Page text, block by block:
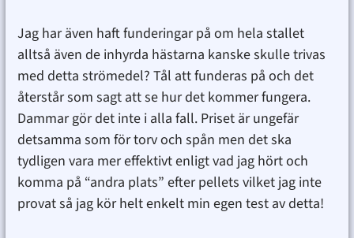
Jag har även haft funderingar på om hela stallet
alltså även de inhyrda hästarna kanske skulle trivas
med detta strömedel? Tål att funderas på och det
återstår som sagt att se hur det kommer fungera.
Dammar gör det inte i alla fall. Priset är ungefär
detsamma som för torv och spån men det ska
tydligen vara mer effektivt enligt vad jag hört och
komma på “andra plats” efter pellets vilket jag inte
provat så jag kör helt enkelt min egen test av detta!